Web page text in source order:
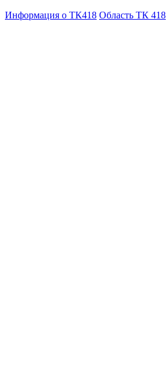
Информация о ТК418 Область ТК 418